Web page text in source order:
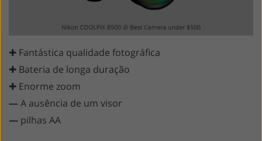
✚ Fantástica qualidade fotográfica
✚ Bateria de longa duração
✚ Enorme zoom
—A ausência de um visor
— pilhas AA